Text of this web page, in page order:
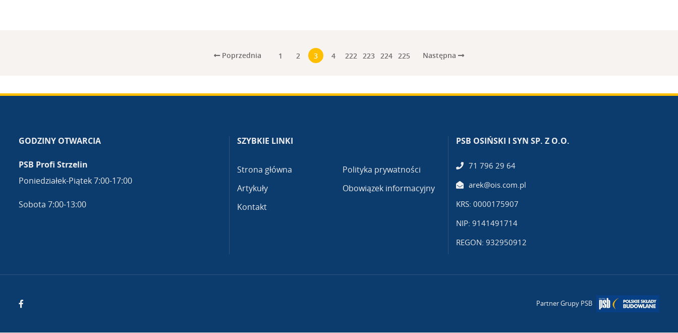
Poprzednia 1 2 3 4 222 223 224 225 Następna
GODZINY OTWARCIA
PSB Profi Strzelin
Poniedziałek-Piątek 7:00-17:00
Sobota 7:00-13:00
SZYBKIE LINKI
Strona główna
Artykuły
Kontakt
Polityka prywatności
Obowiązek informacyjny
PSB OSIŃSKI I SYN SP. Z O.O.
71 796 29 64
arek@ois.com.pl
KRS: 0000175907
NIP: 9141491714
REGON: 932950912
Partner Grupy PSB